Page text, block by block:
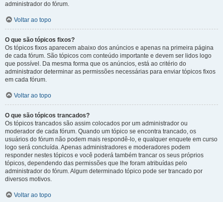
administrador do fórum.
Voltar ao topo
O que são tópicos fixos?
Os tópicos fixos aparecem abaixo dos anúncios e apenas na primeira página
de cada fórum. São tópicos com conteúdo importante e devem ser lidos logo
que possível. Da mesma forma que os anúncios, está ao critério do
administrador determinar as permissões necessárias para enviar tópicos fixos
em cada fórum.
Voltar ao topo
O que são tópicos trancados?
Os tópicos trancados são assim colocados por um administrador ou
moderador de cada fórum. Quando um tópico se encontra trancado, os
usuários do fórum não podem mais respondê-lo, e qualquer enquete em curso
logo será concluída. Apenas administradores e moderadores podem
responder nestes tópicos e você poderá também trancar os seus próprios
tópicos, dependendo das permissões que lhe foram atribuídas pelo
administrador do fórum. Algum determinado tópico pode ser trancado por
diversos motivos.
Voltar ao topo